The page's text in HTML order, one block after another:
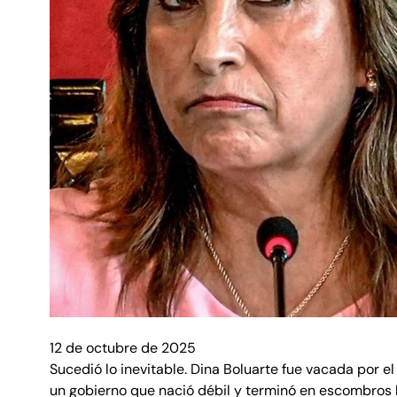
12 de octubre de 2025
Sucedió lo inevitable. Dina Boluarte fue vacada por
un gobierno que nació débil y terminó en